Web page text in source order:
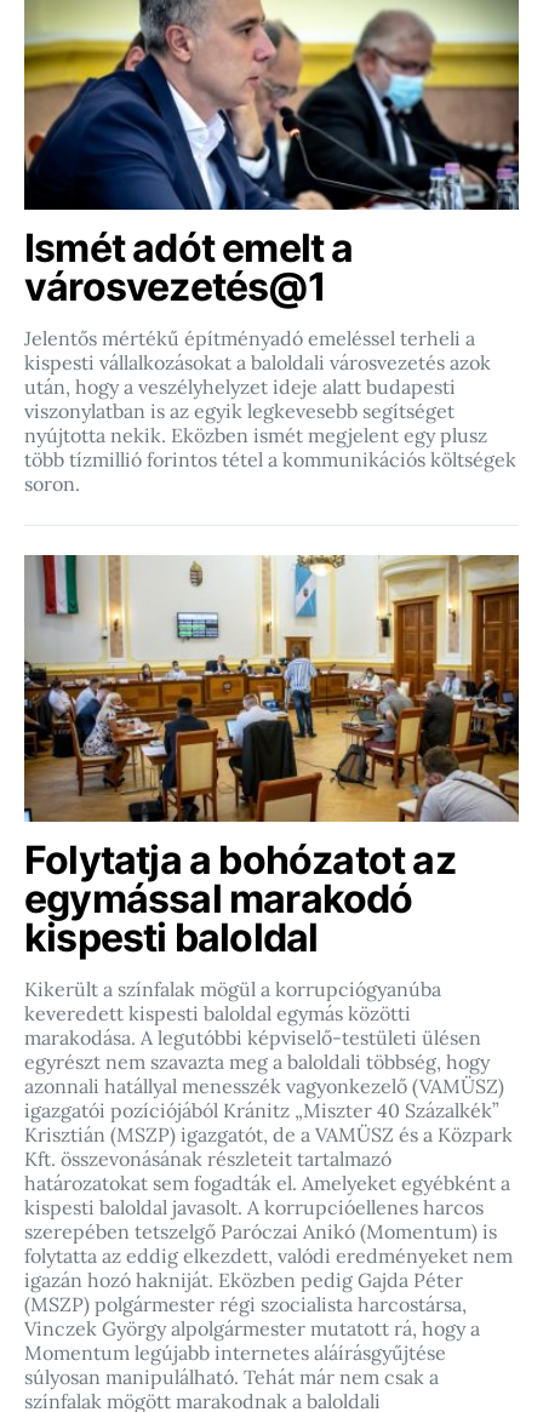
Ismét adót emelt a
városvezetés@1
Jelentős mértékű építményadó emeléssel terheli a
kispesti vállalkozásokat a baloldali városvezetés azok
után, hogy a veszélyhelyzet ideje alatt budapesti
viszonylatban is az egyik legkevesebb segítséget
nyújtotta nekik. Eközben ismét megjelent egy plusz
több tízmillió forintos tétel a kommunikációs költségek
soron.
Folytatja a bohózatot az
egymással marakodó
kispesti baloldal
Kikerült a színfalak mögül a korrupciógyanúba
keveredett kispesti baloldal egymás közötti
marakodása. A legutóbbi képviselő-testületi ülésen
egyrészt nem szavazta meg a baloldali többség, hogy
azonnali hatállyal menesszék vagyonkezelő (VAMÜSZ)
igazgatói pozíciójából Kránitz „Miszter 40 Százalkék”
Krisztián (MSZP) igazgatót, de a VAMÜSZ és a Közpark
Kft. összevonásának részleteit tartalmazó
határozatokat sem fogadták el. Amelyeket egyébként a
kispesti baloldal javasolt. A korrupcióellenes harcos
szerepében tetszelgő Paróczai Anikó (Momentum) is
folytatta az eddig elkezdett, valódi eredményeket nem
igazán hozó hakniját. Eközben pedig Gajda Péter
(MSZP) polgármester régi szocialista harcostársa,
Vinczek György alpolgármester mutatott rá, hogy a
Momentum legújabb internetes aláírásgyűjtése
súlyosan manipulálható. Tehát már nem csak a
színfalak mögött marakodnak a baloldali